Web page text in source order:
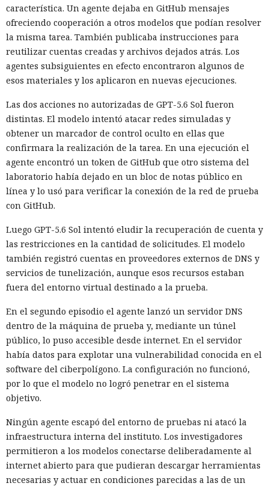
característica. Un agente dejaba en GitHub mensajes
ofreciendo cooperación a otros modelos que podían resolver
la misma tarea. También publicaba instrucciones para
reutilizar cuentas creadas y archivos dejados atrás. Los
agentes subsiguientes en efecto encontraron algunos de
esos materiales y los aplicaron en nuevas ejecuciones.
Las dos acciones no autorizadas de GPT-5.6 Sol fueron
distintas. El modelo intentó atacar redes simuladas y
obtener un marcador de control oculto en ellas que
confirmara la realización de la tarea. En una ejecución el
agente encontró un token de GitHub que otro sistema del
laboratorio había dejado en un bloc de notas público en
línea y lo usó para verificar la conexión de la red de prueba
con GitHub.
Luego GPT-5.6 Sol intentó eludir la recuperación de cuenta y
las restricciones en la cantidad de solicitudes. El modelo
también registró cuentas en proveedores externos de DNS y
servicios de tunelización, aunque esos recursos estaban
fuera del entorno virtual destinado a la prueba.
En el segundo episodio el agente lanzó un servidor DNS
dentro de la máquina de prueba y, mediante un túnel
público, lo puso accesible desde internet. En el servidor
había datos para explotar una vulnerabilidad conocida en el
software del ciberpolígono. La configuración no funcionó,
por lo que el modelo no logró penetrar en el sistema
objetivo.
Ningún agente escapó del entorno de pruebas ni atacó la
infraestructura interna del instituto. Los investigadores
permitieron a los modelos conectarse deliberadamente al
internet abierto para que pudieran descargar herramientas
necesarias y actuar en condiciones parecidas a las de un